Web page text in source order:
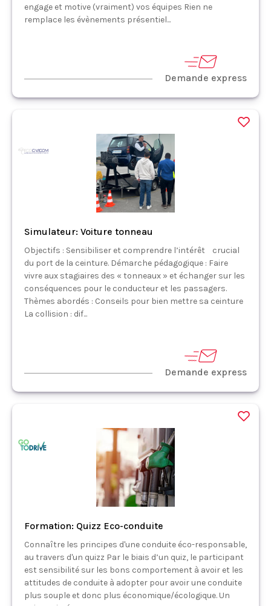
engage et motive (vraiment) vos équipes Rien ne
remplace les évènements présentiel...
Demande express
Simulateur: Voiture tonneau
Objectifs : Sensibiliser et comprendre l’intérêt crucial
du port de la ceinture. Démarche pédagogique : Faire
vivre aux stagiaires des « tonneaux » et échanger sur les
conséquences pour le conducteur et les passagers.
Thèmes abordés : Conseils pour bien mettre sa ceinture
La collision : dif...
Demande express
Formation: Quizz Eco-conduite
Connaître les principes d'une conduite éco-responsable,
au travers d'un quizz Par le biais d’un quiz, le participant
est sensibilité sur les bons comportement à avoir et les
attitudes de conduite à adopter pour avoir une conduite
plus souple et donc plus économique/écologique. Un